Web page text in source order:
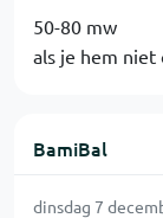
50-80 mw
als je hem niet
BamiBal
dinsdag 7